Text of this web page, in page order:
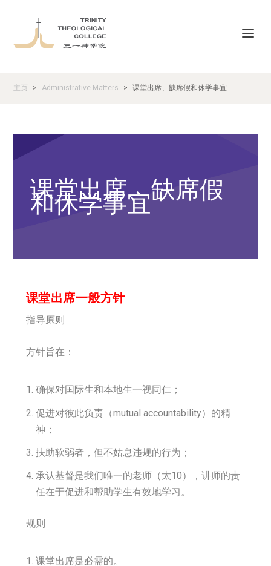
主页 > Administrative Matters > 课堂出席、缺席假和休学事宜
课堂出席、缺席假
和休学事宜
课堂出席一般方针
指导原则
方针旨在：
确保对国际生和本地生一视同仁；
促进对彼此负责（mutual accountability）的精
神；
扶助软弱者，但不姑息违规的行为；
承认基督是我们唯一的老师（太10），讲师的责
任在于促进和帮助学生有效地学习。
规则
课堂出席是必需的。